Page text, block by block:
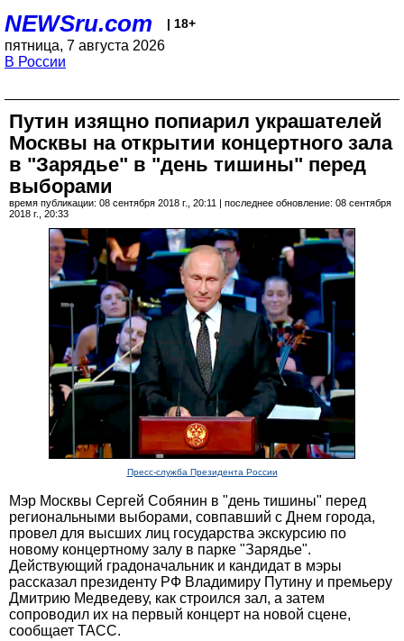
NEWSru.com | 18+
пятница, 7 августа 2026
В России
Путин изящно попиарил украшателей
Москвы на открытии концертного зала
в "Зарядье" в "день тишины" перед
выборами
время публикации: 08 сентября 2018 г., 20:11 | последнее обновление: 08 сентября
2018 г., 20:33
Пресс-служба Президента России
Мэр Москвы Сергей Собянин в "день тишины" перед
региональными выборами, совпавший с Днем города,
провел для высших лиц государства экскурсию по
новому концертному залу в парке "Зарядье".
Действующий градоначальник и кандидат в мэры
рассказал президенту РФ Владимиру Путину и премьеру
Дмитрию Медведеву, как строился зал, а затем
сопроводил их на первый концерт на новой сцене,
сообщает ТАСС.